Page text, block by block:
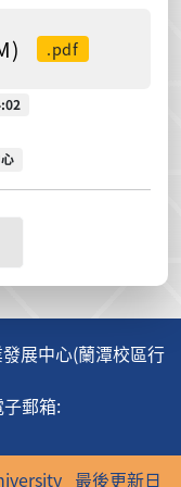
.pdf
展中心(蘭潭校區行
郵箱:
最後更新日